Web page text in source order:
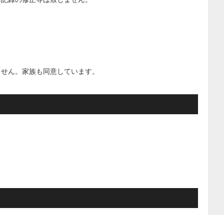
ん。家族も同意しています。